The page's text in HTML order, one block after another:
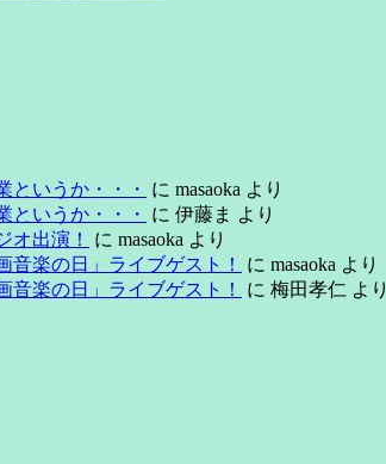
というか・・・ に masaoka より
というか・・・
に 伊藤ま より
オ出演！
に masaoka より
音楽の日」ライブゲスト！
に masaoka より
音楽の日」ライブゲスト！
に 梅田孝仁 より